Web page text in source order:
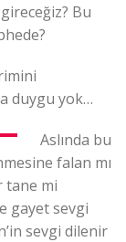
Bu
duygu yok…
Aslında bu
falan mı
tane mi
gayet sevgi
sevgi dilenir